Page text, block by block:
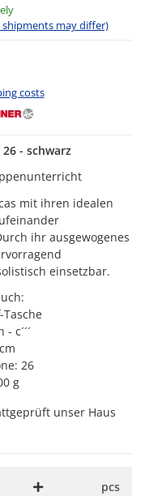
shipments may differ)
costs
- schwarz
mit ihren idealen
ihr ausgewogenes
einsetzbar.
c´´´
26
g
unser Haus
pcs